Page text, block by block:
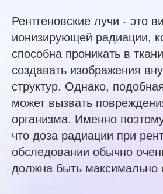
Рентгеновские лучи - это
ионизирующей радиации,
способна проникать в
создавать изображения
структур. Однако,
может вызвать
организма. Именно
что доза радиации при
обследовании обычно
должна быть максимально